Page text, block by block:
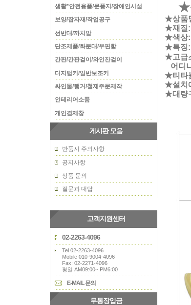
생활*안전용품/문풍지/장애인시설
보양/잡자재/작업공구
선반대/까치발
단조제품/화분대/우편함
간판/간판걸이/와인잔걸이
디지털키/일반보조키
싸인물/행거/철제주문제작
인테리어소품
개인결제창
게시판 모음
반품시 주의사항
공지사항
상품 문의
질문과 대답
고객지원센터
02-2263-4096
Tel 02-2263-4096
Mobile 010-9004-4096
Fax: 02-2271-4096
평일 AM09:00~ PM6:00
E-MAIL 문의
무통장입금
★
★상품
★재질:
★색상:
★특징:
★고급
어디
★티타
★설치
★대량